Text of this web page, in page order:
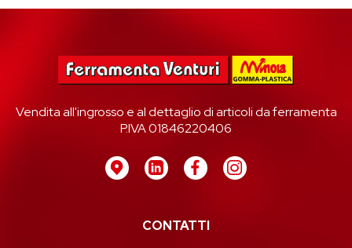
Vendita all'ingrosso e al dettaglio di articoli da ferramenta
P.IVA 01846220406
CONTATTI